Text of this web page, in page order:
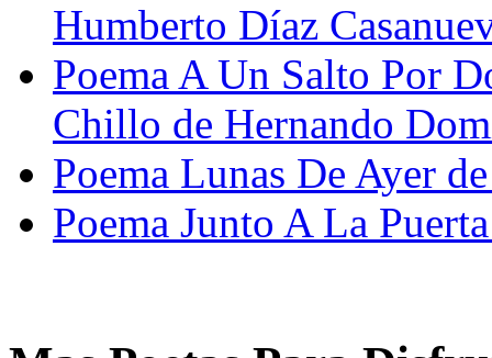
Humberto Díaz
Poema A Un Salto Por
Chillo de Hernando
Poema Lunas De Ayer
Poema Junto A La